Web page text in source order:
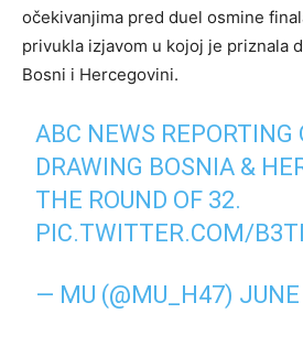
očekivanjima pred duel osmine
privukla izjavom u kojoj je priznala
Bosni i Hercegovini.
ABC NEWS REPORTING
DRAWING BOSNIA &
THE ROUND OF 32.
PIC.TWITTER.COM/
— MU (@MU_H47)